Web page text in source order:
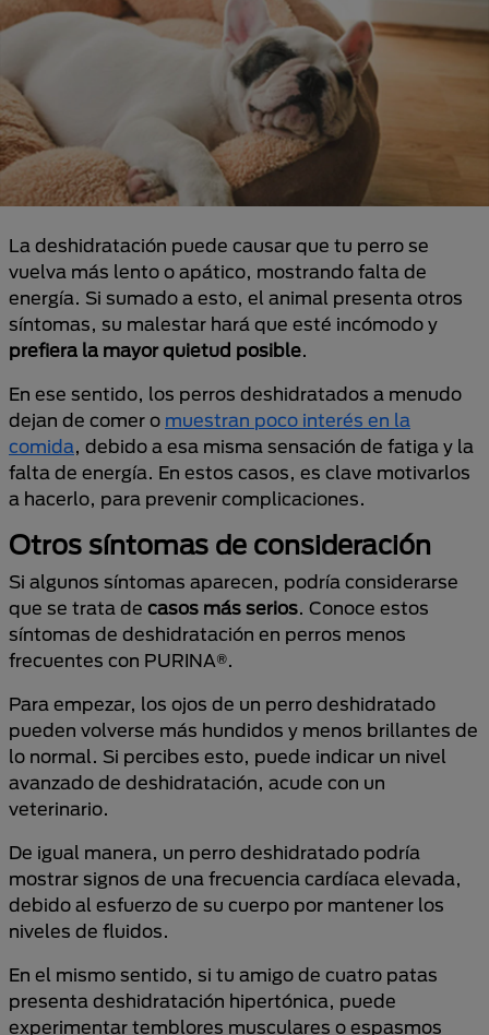
La deshidratación puede causar que tu perro se
vuelva más lento o apático, mostrando falta de
energía. Si sumado a esto, el animal presenta otros
síntomas, su malestar hará que esté incómodo y
prefiera la mayor quietud posible.
En ese sentido, los perros deshidratados a menudo
dejan de comer o muestran poco interés en la
comida, debido a esa misma sensación de fatiga y la
falta de energía. En estos casos, es clave motivarlos
a hacerlo, para prevenir complicaciones.
Otros síntomas de consideración
Si algunos síntomas aparecen, podría considerarse
que se trata de casos más serios. Conoce estos
síntomas de deshidratación en perros menos
frecuentes con PURINA®.
Para empezar, los ojos de un perro deshidratado
pueden volverse más hundidos y menos brillantes de
lo normal. Si percibes esto, puede indicar un nivel
avanzado de deshidratación, acude con un
veterinario.
De igual manera, un perro deshidratado podría
mostrar signos de una frecuencia cardíaca elevada,
debido al esfuerzo de su cuerpo por mantener los
niveles de fluidos.
En el mismo sentido, si tu amigo de cuatro patas
presenta deshidratación hipertónica, puede
experimentar temblores musculares o espasmos